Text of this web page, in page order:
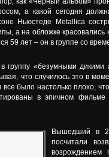
а какой сегодня
Ньюстеде Metallica
а на обложке
59 лет – он в группе со
группу «безумными дикими
что случилось это в
было настолько плохо,
в эпичном
Вышедший в
посчитали
возрождением